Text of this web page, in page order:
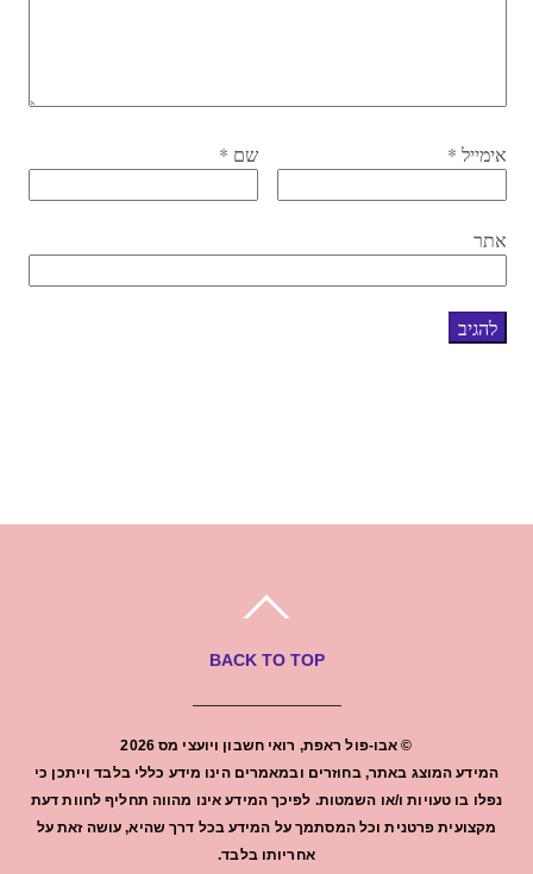
שם * אימייל *
אתר
BACK TO TOP
© אבו-פול ראפת, רואי חשבון ויועצי מס2026
המידע המוצג באתר, בחוזרים ובמאמרים הינו מידע כללי בלבד וייתכן כי
נפלו בו טעויות ו/או השמטות. לפיכך המידע אינו מהווה תחליף לחוות דעת
מקצועית פרטנית וכל המסתמך על המידע בכל דרך שהיא, עושה זאת על
אחריותו בלבד.